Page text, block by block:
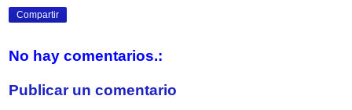
Compartir
No hay comentarios.:
Publicar un comentario